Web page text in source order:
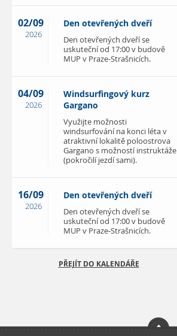
02/09
2026
Den otevřených dveří
Den otevřených dveří se
uskuteční od 17:00 v budově
MUP v Praze-Strašnicích.
04/09
2026
Windsurfingový kurz
Gargano
Využijte možnosti
windsurfování na konci léta v
atraktivní lokalitě poloostrova
Gargano s možností instruktáže
(pokročilí jezdí sami).
16/09
2026
Den otevřených dveří
Den otevřených dveří se
uskuteční od 17:00 v budově
MUP v Praze-Strašnicích.
PŘEJÍT DO KALENDÁŘE